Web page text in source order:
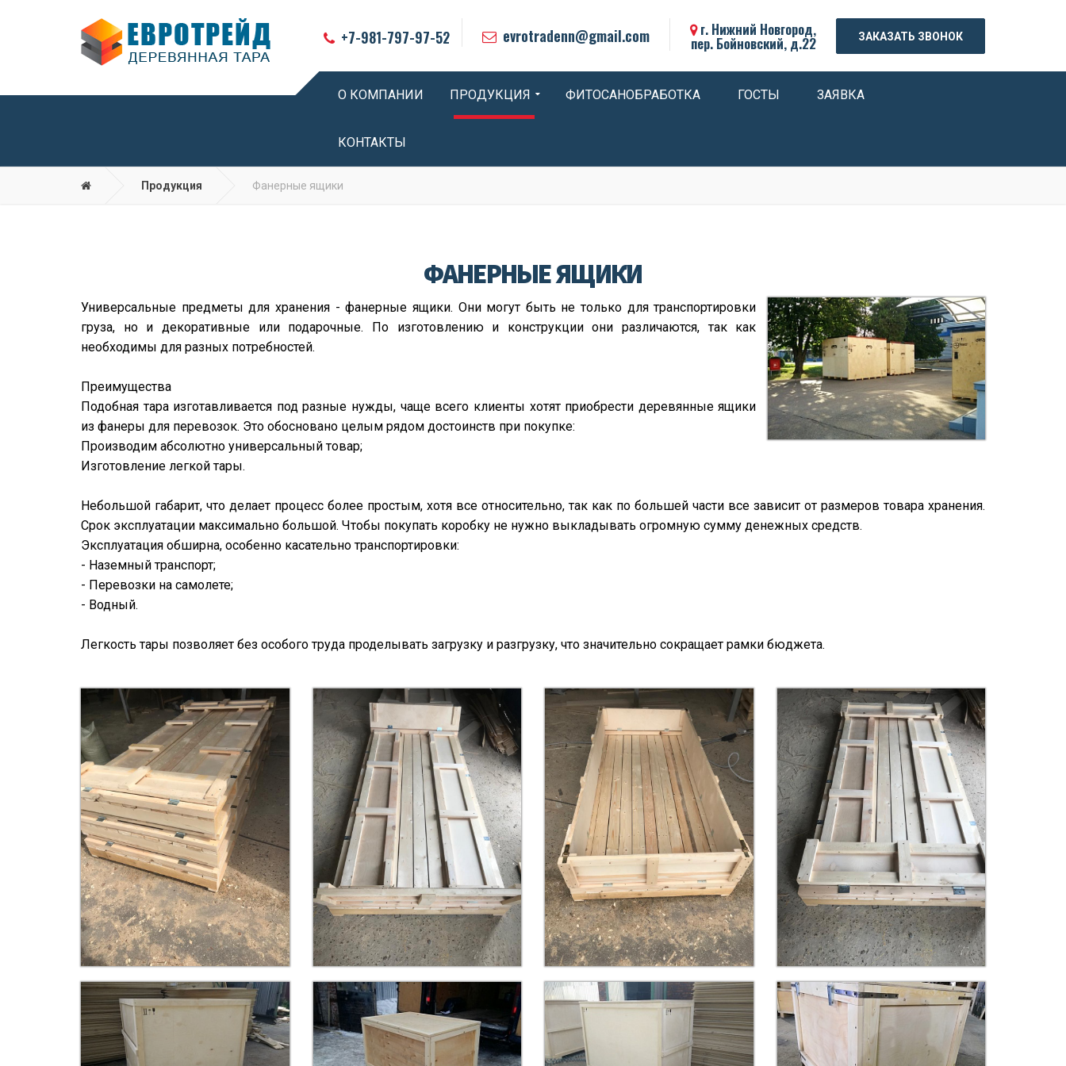
О КОМПАНИИ ПРОДУКЦИЯ ФИТОСАНОБРАБОТКА ГОСТЫ ЗАЯВКА
КОНТАКТЫ
+7-981-797-97-52 evrotradenn@gmail.com г. Нижний Новгород,
пер. Бойновский, д.22 ЗАКАЗАТЬ ЗВОНОК
Продукция Фанерные ящики
ФАНЕРНЫЕ ЯЩИКИ
Универсальные предметы для хранения - фанерные ящики. Они могут быть не только для транспортировки
груза, но и декоративные или подарочные. По изготовлению и конструкции они различаются, так как
необходимы для разных потребностей.
Преимущества
Подобная тара изготавливается под разные нужды, чаще всего клиенты хотят приобрести деревянные ящики
из фанеры для перевозок. Это обосновано целым рядом достоинств при покупке:
Производим абсолютно универсальный товар;
Изготовление легкой тары.
Небольшой габарит, что делает процесс более простым, хотя все относительно, так как по большей части все зависит от размеров товара хранения.
Срок эксплуатации максимально большой. Чтобы покупать коробку не нужно выкладывать огромную сумму денежных средств.
Эксплуатация обширна, особенно касательно транспортировки:
- Наземный транспорт;
- Перевозки на самолете;
- Водный.
Легкость тары позволяет без особого труда проделывать загрузку и разгрузку, что значительно сокращает рамки бюджета.